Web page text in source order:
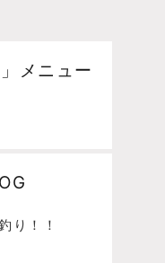
メニュー
り！！